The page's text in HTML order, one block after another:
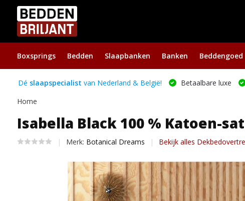
Boxsprings Bedden Slaapbanken Banken Beddengoed
Dé slaapspecialist van Nederland & België! Betaalbare luxe
Home
Isabella Black 100 % Katoen-
Merk: Botanical Dreams Bekijk alles